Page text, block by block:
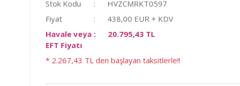
Stok Kodu
HVZCMRKT0597
Fiyat
438,00 EUR + KDV
Havale veya
EFT Fiyatı
20.795,43 TL
* 2.267,43 TL den başlayan taksitlerle!!